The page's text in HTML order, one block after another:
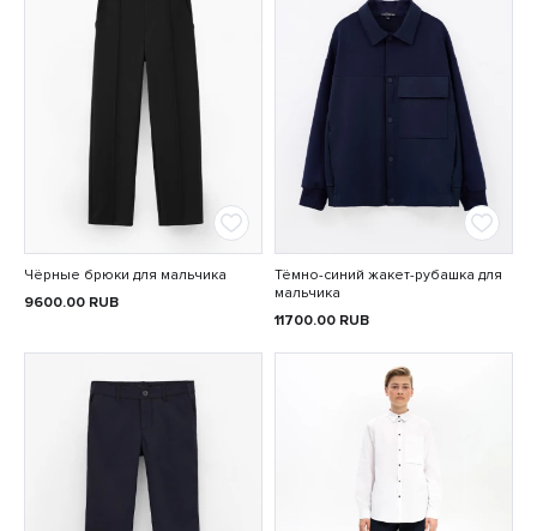
Чёрные брюки для мальчика
9600.00 RUB
Тёмно-синий жакет-рубашка для
мальчика
11700.00 RUB